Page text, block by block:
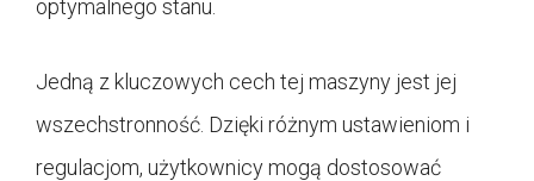
optymalnego stanu.
Jedną z kluczowych cech tej maszyny jest jej
wszechstronność. Dzięki różnym ustawieniom i
regulacjom, użytkownicy mogą dostosować